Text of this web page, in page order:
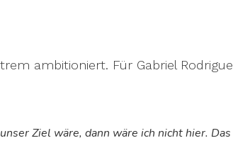
ambitioniert. Für Gabriel
Ziel wäre, dann wäre ich nicht hier.